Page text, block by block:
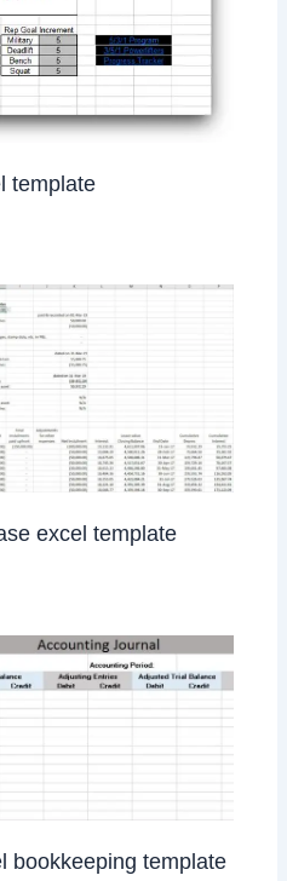
template
excel template
bookkeeping template